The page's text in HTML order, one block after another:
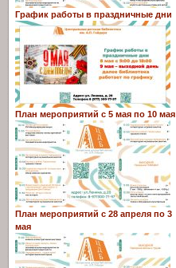
График работы в праздничные дни
План мероприятий с 5 мая по 10 мая
План мероприятий с 28 апреля по 3
мая